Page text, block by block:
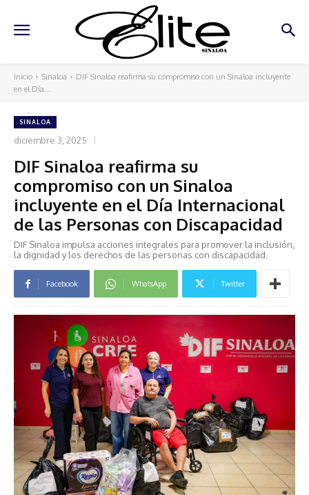
Inicio Sinaloa
DIF Sinaloa reafirma su compromiso con un Sinaloa incluyente
en el Día...
SINALOA
diciembre 3, 2025
DIF Sinaloa reafirma su
compromiso con un Sinaloa
incluyente en el Día Internacional
de las Personas con Discapacidad
DIF Sinaloa impulsa acciones integrales para promover la inclusión,
la dignidad y los derechos de las personas con discapacidad.
Facebook WhatsApp Twitter